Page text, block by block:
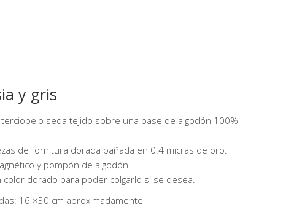
y gris
seda tejido sobre una base de algodón 100%
de fornitura dorada bañada en 0.4 micras de oro.
y pompón de algodón.
color dorado para poder colgarlo si se desea.
16 ×30 cm aproximadamente